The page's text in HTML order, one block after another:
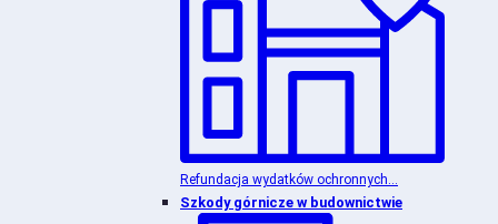
Refundacja wydatków ochronnych...
Szkody górnicze w budownictwie